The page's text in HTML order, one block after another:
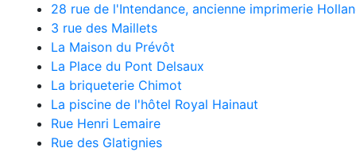
28 rue de l'Intendance, ancienne imprimerie
3 rue des Maillets
La Maison du Prévôt
La Place du Pont Delsaux
La briqueterie Chimot
La piscine de l'hôtel Royal Hainaut
Rue Henri Lemaire
Rue des Glatignies